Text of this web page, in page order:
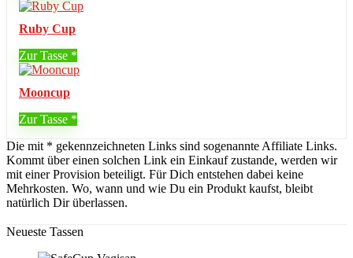
Ruby Cup
Zur Tasse
Mooncup
Zur Tasse
Die mit * gekennzeichneten Links sind sogenannte Affiliate Links.
Kommt über einen solchen Link ein Einkauf zustande, werden wir
mit einer Provision beteiligt. Für Dich entstehen dabei keine
Mehrkosten. Wo, wann und wie Du ein Produkt kaufst, bleibt
natürlich Dir überlassen.
Neueste Tassen